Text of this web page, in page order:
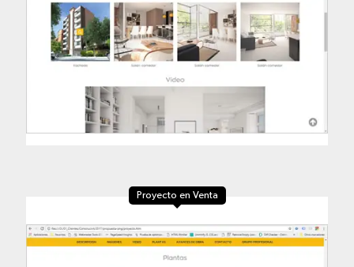
Proyecto en Venta